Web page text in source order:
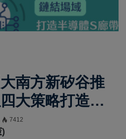
南方新矽谷推
大策略打造南
與AI智造新引擎
7412